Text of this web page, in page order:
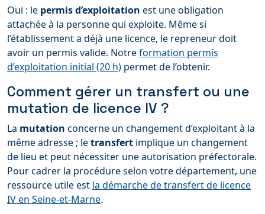
Oui : le permis d’exploitation est une obligation
attachée à la personne qui exploite. Même si
l’établissement a déjà une licence, le repreneur doit
avoir un permis valide. Notreformation permis
d’exploitation initial (20 h) permet de l’obtenir.
Comment gérer un transfert ou une
mutation de licence IV ?
La mutation concerne un changement d’exploitant à la
même adresse ; letransfert implique un changement
de lieu et peut nécessiter une autorisation préfectorale.
Pour cadrer la procédure selon votre département, une
ressource utile est la démarche de transfert de licence
IV en Seine-et-Marne.